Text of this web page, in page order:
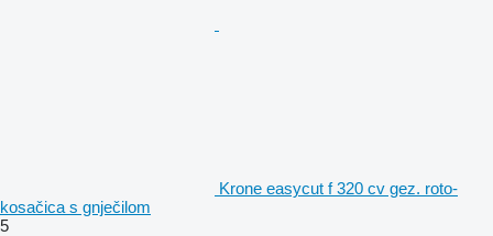
Krone easycut f 320 cv gez. roto-
kosačica s gnječilom
5